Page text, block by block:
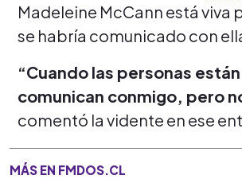
Madeleine McCann está viva
se habría comunicado con
“Cuando las personas
comunican conmigo, pero
comentó la vidente en ese
MÁS EN FMDOS.CL